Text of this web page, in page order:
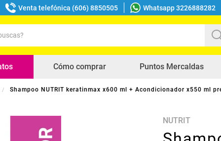
Venta telefónica (606) 8850505 Whatsapp 3226888282
Cómo comprar Puntos Mercaldas
Shampoo NUTRIT keratinmax x600 ml + Acondicionador x550 ml
NUTRIT
buscados